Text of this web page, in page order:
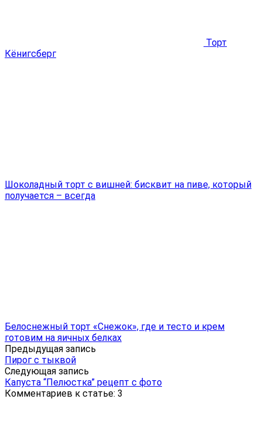
Торт
Кёнигсберг
Шоколадный торт с вишней: бисквит на пиве, который
получается – всегда
Белоснежный торт «Снежок», где и тесто и крем
готовим на яичных белках
Предыдущая запись
Пирог с тыквой
Следующая запись
Капуста “Пелюстка” рецепт с фото
Комментариев к статье: 3